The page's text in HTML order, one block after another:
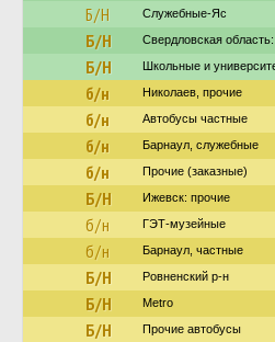
Б/Н Служебные-Яс
Б/Н Свердловская
Б/Н Школьные и
б/н Николаев, прочие
б/н Автобусы частные
б/н Барнаул, служебные
б/н Прочие (заказные)
Б/Н Ижевск: прочие
б/н ГЭТ-музейные
б/н Барнаул, частные
Б/Н Ровненский р-н
Б/Н Metro
Б/Н Прочие автобусы